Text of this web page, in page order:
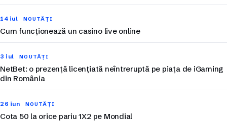
14 iul NOUTĂȚI
Cum funcționează un casino live online
3 iul NOUTĂȚI
NetBet: o prezență licențiată neîntreruptă pe piața de iGaming
din România
26 iun NOUTĂȚI
Cota 50 la orice pariu 1X2 pe Mondial